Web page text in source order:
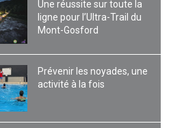
Une réussite sur toute la
ligne pour l’Ultra-Trail du
Mont-Gosford
Prévenir les noyades, une
activité à la fois